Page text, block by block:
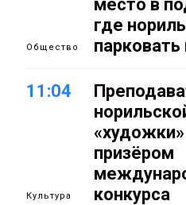
Общество
место в
где
11:04
Культура
призёром
конкурса